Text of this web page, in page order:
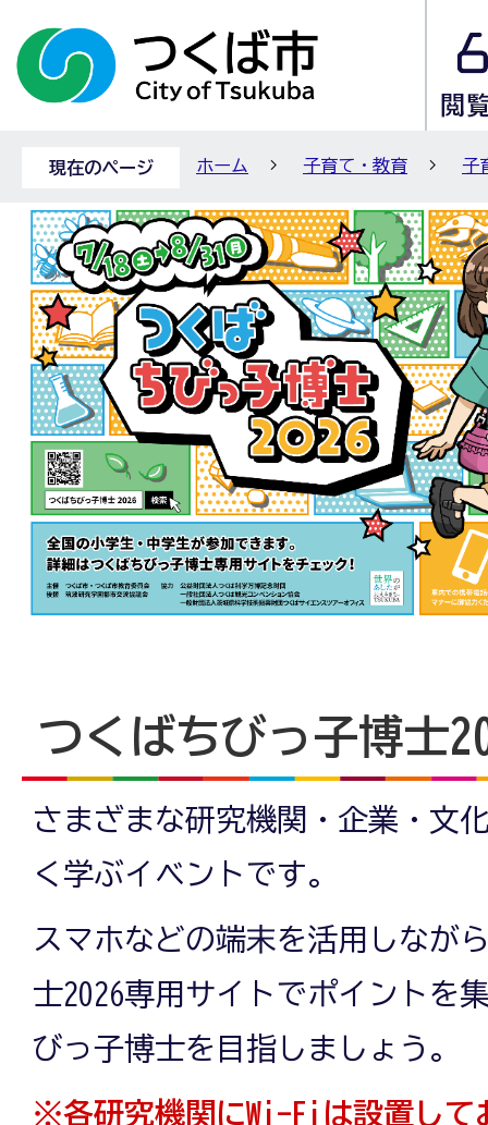
現在のページ ホーム 子育て・教育 子
つくばちびっ子博士
さまざまな研究機関・企業・文
く学ぶイベントです。
スマホなどの端末を活用しなが
士2026専用サイトでポイントを
びっ子博士を目指しましょう。
※各研究機関にWi-Fiは設置して